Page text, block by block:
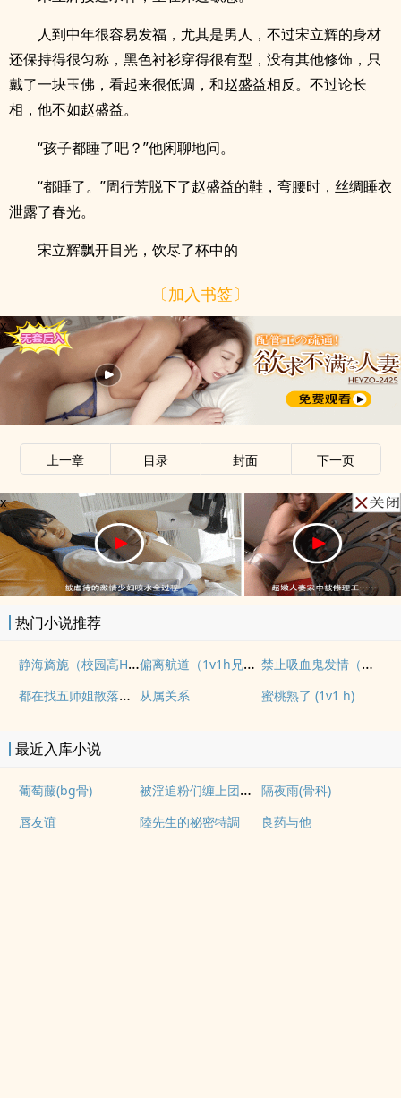
人到中年很容易发福，尤其是男人，不过宋立辉的身材
还保持得很匀称，黑色衬衫穿得很有型，没有其他修饰，只
戴了一块玉佛，看起来很低调，和赵盛益相反。不过论长
相，他不如赵盛益。
“孩子都睡了吧？”他闲聊地问。
“都睡了。”周行芳脱下了赵盛益的鞋，弯腰时，丝绸睡衣
泄露了春光。
宋立辉飘开目光，饮尽了杯中的
〔加入书签〕
x
上一章 目录 封面 下一页
x
热门小说推荐
静海旖旎（校园高H） 偏离航道（1v1h兄妹骨科bg）
禁止吸血鬼发情（姐狗高H 1v1）
都在找五师姐散落的法宝
从属关系 蜜桃熟了 (1v1 h)
最近入库小说
葡萄藤(bg骨) 被淫追粉们缠上团播女主播(露出NPH)
隔夜雨(骨科)
唇友谊
陸先生的祕密特調 良药与他